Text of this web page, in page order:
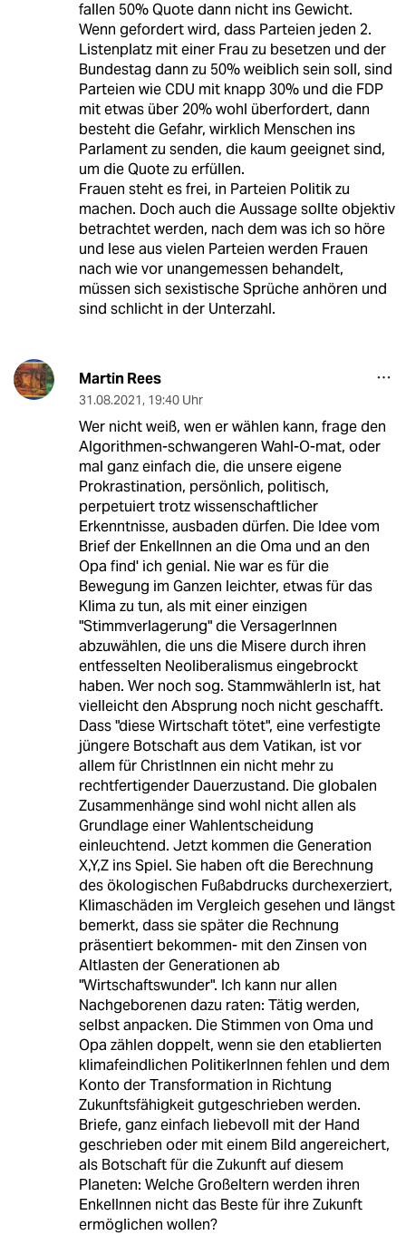
fallen 50% Quote dann nicht ins Gewicht.
Wenn gefordert wird, dass Parteien jeden 2.
Listenplatz mit einer Frau zu besetzen und der
Bundestag dann zu 50% weiblich sein soll, sind
Parteien wie CDU mit knapp 30% und die FDP
mit etwas über 20% wohl überfordert, dann
besteht die Gefahr, wirklich Menschen ins
Parlament zu senden, die kaum geeignet sind,
um die Quote zu erfüllen.
Frauen steht es frei, in Parteien Politik zu
machen. Doch auch die Aussage sollte objektiv
betrachtet werden, nach dem was ich so höre
und lese aus vielen Parteien werden Frauen
nach wie vor unangemessen behandelt,
müssen sich sexistische Sprüche anhören und
sind schlicht in der Unterzahl.
Martin Rees
31.08.2021, 19:40 Uhr
Wer nicht weiß, wen er wählen kann, frage den
Algorithmen-schwangeren Wahl-O-mat, oder
mal ganz einfach die, die unsere eigene
Prokrastination, persönlich, politisch,
perpetuiert trotz wissenschaftlicher
Erkenntnisse, ausbaden dürfen. Die Idee vom
Brief der EnkelInnen an die Oma und an den
Opa find' ich genial. Nie war es für die
Bewegung im Ganzen leichter, etwas für das
Klima zu tun, als mit einer einzigen
"Stimmverlagerung" die VersagerInnen
abzuwählen, die uns die Misere durch ihren
entfesselten Neoliberalismus eingebrockt
haben. Wer noch sog. StammwählerIn ist, hat
vielleicht den Absprung noch nicht geschafft.
Dass "diese Wirtschaft tötet", eine verfestigte
jüngere Botschaft aus dem Vatikan, ist vor
allem für ChristInnen ein nicht mehr zu
rechtfertigender Dauerzustand. Die globalen
Zusammenhänge sind wohl nicht allen als
Grundlage einer Wahlentscheidung
einleuchtend. Jetzt kommen die Generation
X,Y,Z ins Spiel. Sie haben oft die Berechnung
des ökologischen Fußabdrucks durchexerziert,
Klimaschäden im Vergleich gesehen und längst
bemerkt, dass sie später die Rechnung
präsentiert bekommen- mit den Zinsen von
Altlasten der Generationen ab
"Wirtschaftswunder". Ich kann nur allen
Nachgeborenen dazu raten: Tätig werden,
selbst anpacken. Die Stimmen von Oma und
Opa zählen doppelt, wenn sie den etablierten
klimafeindlichen PolitikerInnen fehlen und dem
Konto der Transformation in Richtung
Zukunftsfähigkeit gutgeschrieben werden.
Briefe, ganz einfach liebevoll mit der Hand
geschrieben oder mit einem Bild angereichert,
als Botschaft für die Zukunft auf diesem
Planeten: Welche Großeltern werden ihren
EnkelInnen nicht das Beste für ihre Zukunft
ermöglichen wollen?